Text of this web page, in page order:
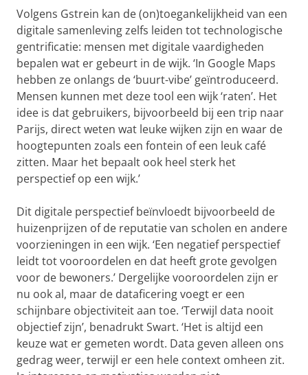
Volgens Gstrein kan de (on)toegankelijkheid van een
digitale samenleving zelfs leiden tot technologische
gentrificatie: mensen met digitale vaardigheden
bepalen wat er gebeurt in de wijk. ‘In Google Maps
hebben ze onlangs de ‘buurt-vibe’ geïntroduceerd.
Mensen kunnen met deze tool een wijk ‘raten’. Het
idee is dat gebruikers, bijvoorbeeld bij een trip naar
Parijs, direct weten wat leuke wijken zijn en waar de
hoogtepunten zoals een fontein of een leuk café
zitten. Maar het bepaalt ook heel sterk het
perspectief op een wijk.’
Dit digitale perspectief beïnvloedt bijvoorbeeld de
huizenprijzen of de reputatie van scholen en andere
voorzieningen in een wijk. ‘Een negatief perspectief
leidt tot vooroordelen en dat heeft grote gevolgen
voor de bewoners.’ Dergelijke vooroordelen zijn er
nu ook al, maar de dataficering voegt er een
schijnbare objectiviteit aan toe. ‘Terwijl data nooit
objectief zijn’, benadrukt Swart. ‘Het is altijd een
keuze wat er gemeten wordt. Data geven alleen ons
gedrag weer, terwijl er een hele context omheen zit.